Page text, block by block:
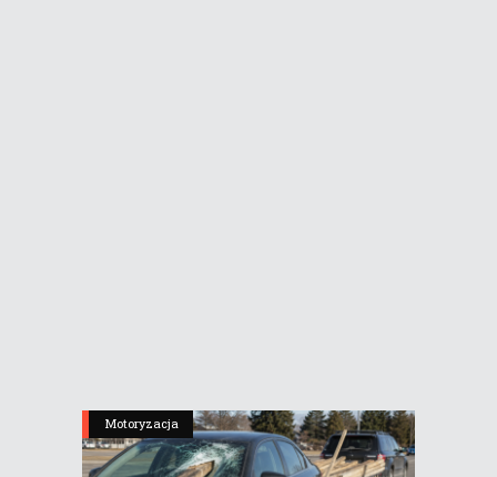
Motoryzacja